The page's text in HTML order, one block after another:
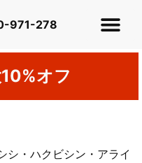
971-278
オフ
シ・ハクビシン・アライ